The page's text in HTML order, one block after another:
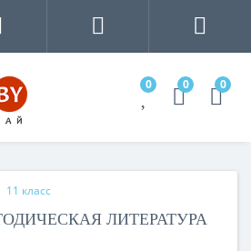
0 0 0
11 класс
ЛИТЕРАТУРА